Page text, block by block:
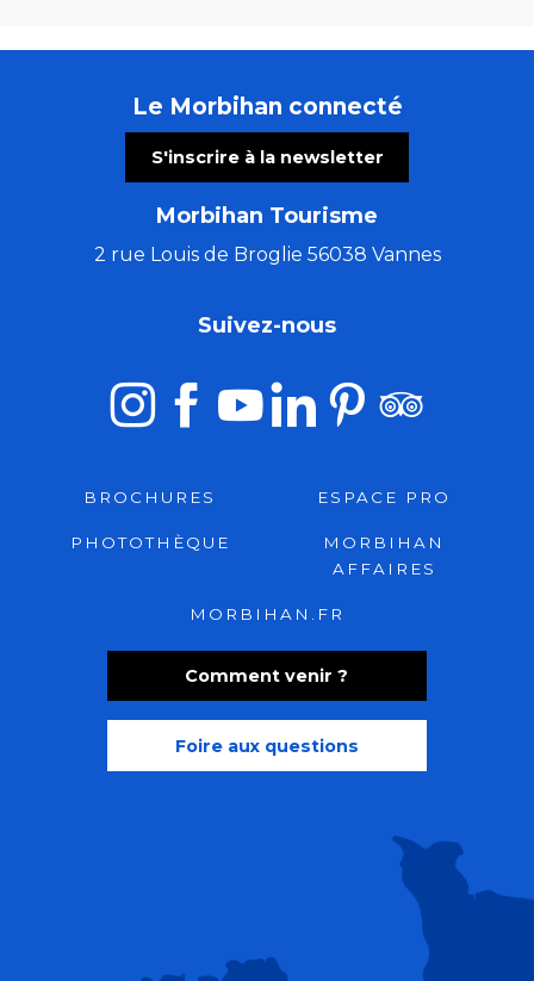
Le Morbihan connecté
S'inscrire à la newsletter
Morbihan Tourisme
2 rue Louis de Broglie 56038 Vannes
Comment venir ?
Foire aux questions
Suivez-nous
BROCHURES ESPACE PRO
PHOTOTHÈQUE
MORBIHAN
AFFAIRES
MORBIHAN.FR